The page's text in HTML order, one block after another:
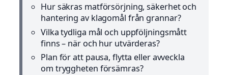
Hur säkras matförsörjning, säkerhet och
hantering av klagomål från grannar?
Vilka tydliga mål och uppföljningsmått
finns – när och hur utvärderas?
Plan för att pausa, flytta eller avveckla
om tryggheten försämras?